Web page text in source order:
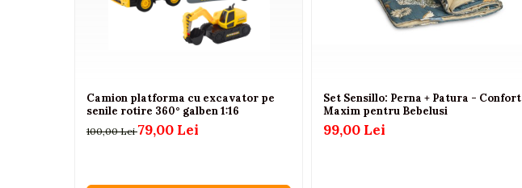
Accesorii copii
Treninguri copii
Camion platforma cu excavator pe
senile rotire 360° galben 1:16
100,00 Lei79,00 Lei
Set Sensillo: Perna + Patura - Confort
Maxim pentru Bebelusi
99,00 Lei